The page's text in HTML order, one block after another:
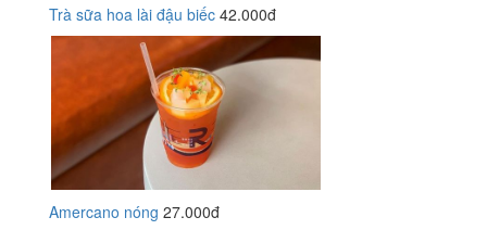
Trà sữa hoa lài đậu biếc 42.000đ
Amercano nóng 27.000đ